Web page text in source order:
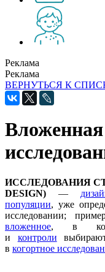
Реклама
Реклама
ВЕРНУТЬСЯ К
ИССЛЕДОВАНИЯ
DESIGN) —
популяции, уже
исследовании;
вложенное, в
и контроли
в когортное